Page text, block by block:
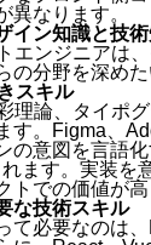
異なります。
イン知識と技
エンジニアは
の分野を深め
スキル
理論、タイポ
す。Figma、
の意図を言語
ます。実装を
トでの価値が高
な技術スキル
て必要なのは